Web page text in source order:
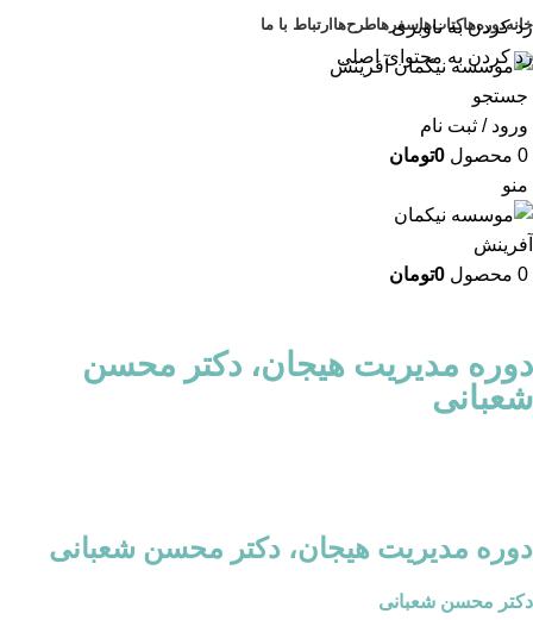
رد کردن به ناوبری
رد کردن به محتوای اصلی
خانهدوره‌هاکتاب‌هاسفرهاطرح‌ها ارتباط با ما
جستجو
ورود / ثبت نام
0 محصول 0تومان
منو
0 محصول 0تومان
دوره مدیریت هیجان، دکتر محسن
شعبانی
دوره مدیریت هیجان، دکتر محسن شعبانی
دکتر محسن شعبانی